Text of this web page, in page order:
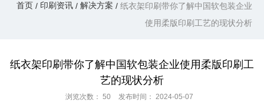
首页 / 印刷资讯 / 解决方案 / 纸衣架印刷带你了解中国软包装企业
使用柔版印刷工艺的现状分析
纸衣架印刷带你了解中国软包装企业使用柔版印刷工
艺的现状分析
浏览次数： 50 发布时间： 2024-05-07